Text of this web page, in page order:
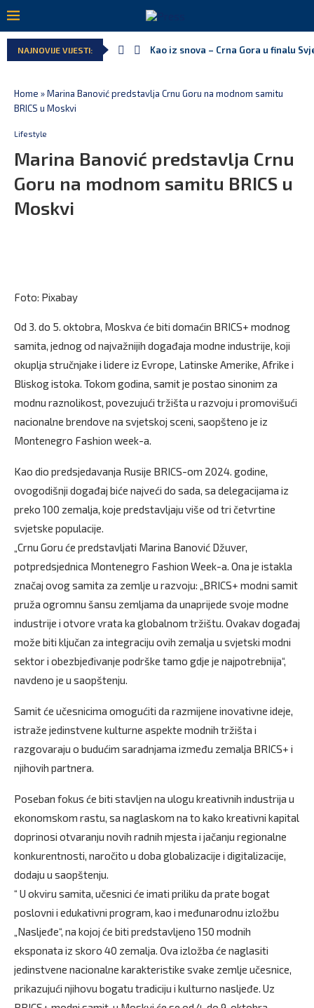
NAJNOVIJE VIJESTI:
Kao iz snova – Crna Gora u finalu
Home »Marina Banović predstavlja Crnu Goru na modnom samitu
BRICS u Moskvi
Lifestyle
Marina Banović predstavlja Crnu
Goru na modnom samitu BRICS u
Moskvi
Foto: Pixabay
Od 3. do 5. oktobra, Moskva će biti domaćin BRICS+ modnog
samita, jednog od najvažnijih događaja modne industrije, koji
okuplja stručnjake i lidere iz Evrope, Latinske Amerike, Afrike i
Bliskog istoka. Tokom godina, samit je postao sinonim za
modnu raznolikost, povezujući tržišta u razvoju i promovišući
nacionalne brendove na svjetskoj sceni, saopšteno je iz
Montenegro Fashion week-a.
Kao dio predsjedavanja Rusije BRICS-om 2024. godine,
ovogodišnji događaj biće najveći do sada, sa delegacijama iz
preko 100 zemalja, koje predstavljaju više od tri četvrtine
svjetske populacije.
„Crnu Goru će predstavljati Marina Banović Džuver,
potpredsjednica Montenegro Fashion Week-a. Ona je istakla
značaj ovog samita za zemlje u razvoju: „BRICS+ modni samit
pruža ogromnu šansu zemljama da unaprijede svoje modne
industrije i otvore vrata ka globalnom tržištu. Ovakav događaj
može biti ključan za integraciju ovih zemalja u svjetski modni
sektor i obezbjeđivanje podrške tamo gdje je najpotrebnija“,
navdeno je u saopštenju.
Samit će učesnicima omogućiti da razmijene inovativne ideje,
istraže jedinstvene kulturne aspekte modnih tržišta i
razgovaraju o budućim saradnjama između zemalja BRICS+ i
njihovih partnera.
Poseban fokus će biti stavljen na ulogu kreativnih industrija u
ekonomskom rastu, sa naglaskom na to kako kreativni kapital
doprinosi otvaranju novih radnih mjesta i jačanju regionalne
konkurentnosti, naročito u doba globalizacije i digitalizacije,
dodaju u saopštenju.
“ U okviru samita, učesnici će imati priliku da prate bogat
poslovni i edukativni program, kao i međunarodnu izložbu
„Nasljeđe“, na kojoj će biti predstavljeno 150 modnih
eksponata iz skoro 40 zemalja. Ova izložba će naglasiti
jedinstvene nacionalne karakteristike svake zemlje učesnice,
prikazujući njihovu bogatu tradiciju i kulturno nasljeđe. Uz